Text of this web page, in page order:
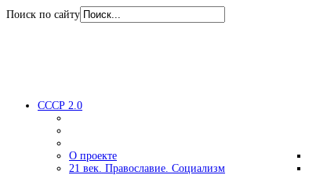
Поиск по сайту
СССР 2.0
О проекте
21 век. Православие. Социализм